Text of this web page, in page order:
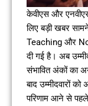
केवीएस और एनवीएस
लिए बड़ी खबर
Teaching और
दी गई है। अब
संभावित अंकों का
बाद उम्मीदवारों
परिणाम आने से